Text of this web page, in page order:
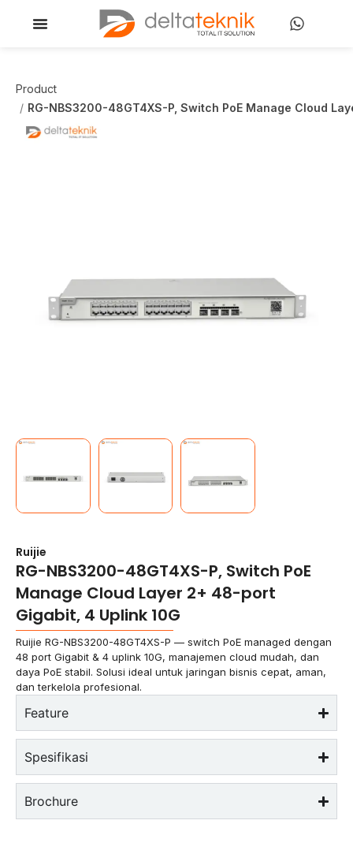
Product
RG-NBS3200-48GT4XS-P, Switch PoE Manage Cloud
Ruijie
RG-NBS3200-48GT4XS-P, Switch PoE
Manage Cloud Layer 2+ 48-port
Gigabit, 4 Uplink 10G
Ruijie RG-NBS3200-48GT4XS-P — switch PoE managed dengan
48 port Gigabit & 4 uplink 10G, manajemen cloud mudah, dan
daya PoE stabil. Solusi ideal untuk jaringan bisnis cepat, aman,
dan terkelola profesional.
Feature
Spesifikasi
Brochure